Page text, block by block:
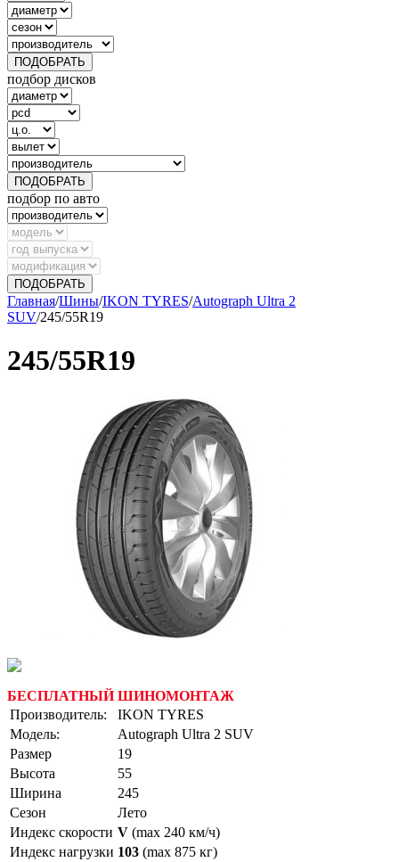
ПОДОБРАТЬ
подбор дисков
ПОДОБРАТЬ
подбор по авто
ПОДОБРАТЬ
Главная/Шины/IKON TYRES/Autograph Ultra 2
SUV/245/55R19
245/55R19
БЕСПЛАТНЫЙ ШИНОМОНТАЖ
Производитель:
IKON TYRES
Модель:
Autograph Ultra 2 SUV
Размер
19
Высота
55
Ширина
245
Сезон
Лето
Индекс скорости V (max 240 км/ч)
Индекс нагрузки 103 (max 875 кг)